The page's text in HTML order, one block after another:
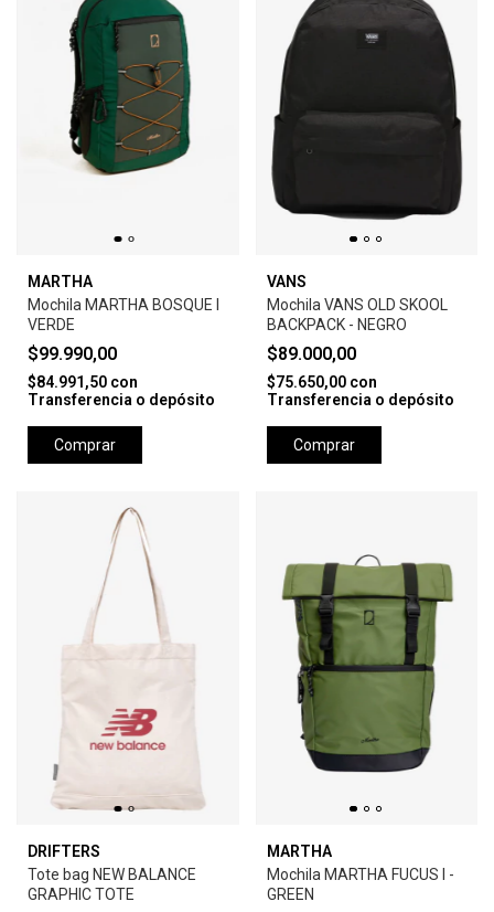
MARTHA
Mochila MARTHA BOSQUE I
VERDE
$99.990,00
$84.991,50 con
Transferencia o depósito
Comprar
VANS
Mochila VANS OLD SKOOL
BACKPACK - NEGRO
$89.000,00
$75.650,00 con
Transferencia o depósito
Comprar
DRIFTERS
Tote bag NEW BALANCE
GRAPHIC TOTE
MARTHA
Mochila MARTHA FUCUS I -
GREEN